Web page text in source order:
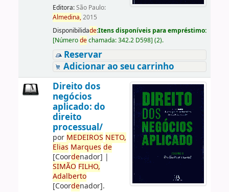
Editora:São Paulo:
Almedina,2015
Disponibilidade:Itens disponíveis para empréstimo:
[Númerodechamada:342.2 D598] (2).
Reservar
Adicionar ao seu carrinho
Direito dos
negócios
aplicado: do
direito
processual/
por MEDEIROS NETO,
Elias Marques de
[Coordenador] |
SIMÃO FILHO,
Adalberto
[Coordenador].